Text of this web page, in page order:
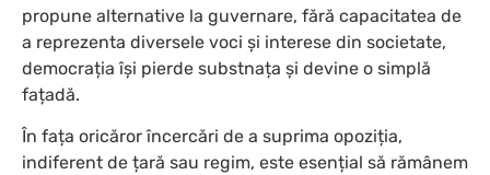
propune alternative la guvernare, fără capacitatea de
a reprezenta diversele voci și interese din societate,
democrația își pierde substnața și devine o simplă
fațadă.
În fața oricăror încercări de a suprima opoziția,
indiferent de țară sau regim, este esențial să rămânem